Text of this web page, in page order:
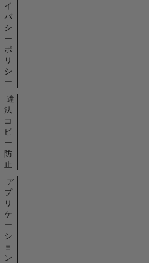
イ
バ
シ
ー
ポ
リ
シ
ー
違
法
コ
ピ
ー
防
止
ア
プ
リ
ケ
ー
シ
ョ
ン